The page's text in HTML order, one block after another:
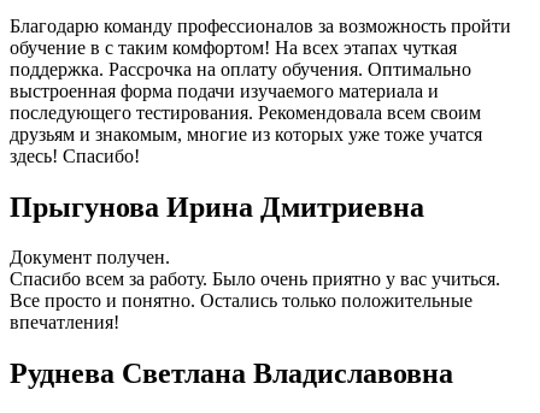
Благодарю команду профессионалов за возможность пройти
обучение в с таким комфортом! На всех этапах чуткая
поддержка. Рассрочка на оплату обучения. Оптимально
выстроенная форма подачи изучаемого материала и
последующего тестирования. Рекомендовала всем своим
друзьям и знакомым, многие из которых уже тоже учатся
здесь! Спасибо!
Прыгунова Ирина Дмитриевна
Документ получен.
Спасибо всем за работу. Было очень приятно у вас учиться.
Все просто и понятно. Остались только положительные
впечатления!
Руднева Светлана Владиславовна